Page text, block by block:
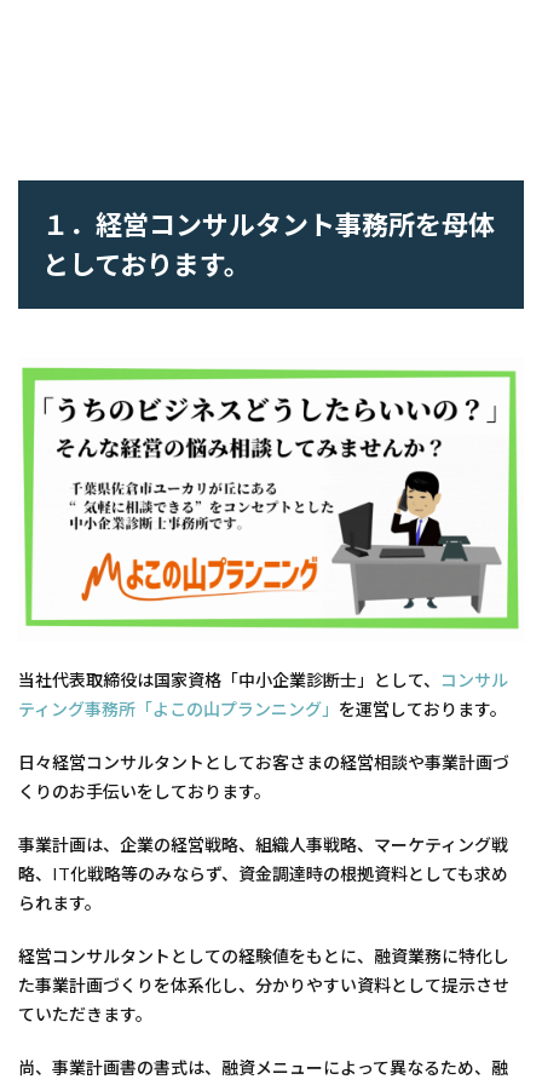
１．経営コンサルタント事務所を母体
としております。
当社代表取締役は国家資格「中小企業診断士」として、 コンサル
ティング事務所「よこの山プランニング」 を運営しております。
日々経営コンサルタントとしてお客さまの経営相談や事業計画づ
くりのお手伝いをしております。
事業計画は、企業の経営戦略、組織人事戦略、マーケティング戦
略、IT化戦略等のみならず、資金調達時の根拠資料としても求め
られます。
経営コンサルタントとしての経験値をもとに、融資業務に特化し
た事業計画づくりを体系化し、分かりやすい資料として提示させ
ていただきます。
尚、事業計画書の書式は、融資メニューによって異なるため、融